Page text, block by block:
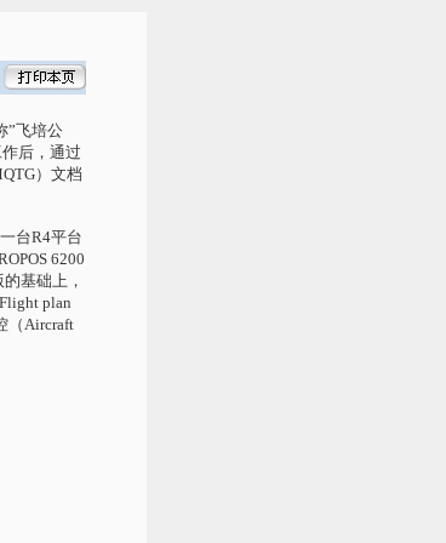
”飞培公
后，通过
）文档
台R4平台
6200
基础上，
plan
（Aircraft